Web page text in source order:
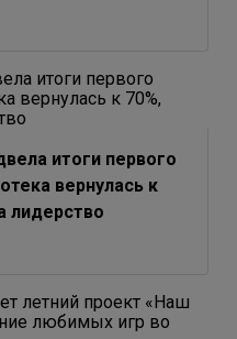
итоги первого
вернулась к
лидерство